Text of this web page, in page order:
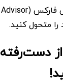
را متحول کنید.
دست‌رفته و